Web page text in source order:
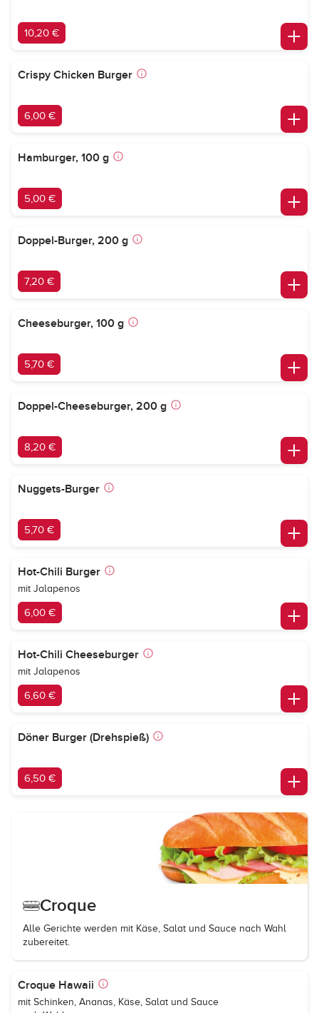
10,20 €
Crispy Chicken Burger
6,00 €
Hamburger, 100 g
5,00 €
Doppel-Burger, 200 g
7,20 €
Cheeseburger, 100 g
5,70 €
Doppel-Cheeseburger, 200 g
8,20 €
Nuggets-Burger
5,70 €
Hot-Chili Burger
mit Jalapenos
6,00 €
Hot-Chili Cheeseburger
mit Jalapenos
6,60 €
Döner Burger (Drehspieß)
6,50 €
Croque
Alle Gerichte werden mit Käse, Salat und Sauce nach Wahl
zubereitet.
Croque Hawaii
mit Schinken, Ananas, Käse, Salat und Sauce